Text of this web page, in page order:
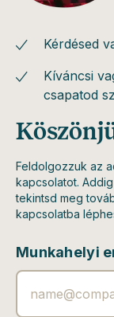
Kérdésed
Kíváncsi
csapatod
Feldolgozzuk az
kapcsolatot.
tekintsd meg
kapcsolatba
Munkahelyi